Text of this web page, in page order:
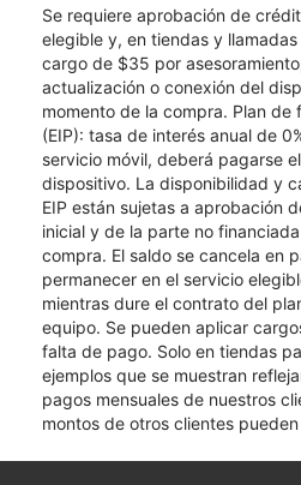
Se requiere aprobación de
elegible y, en tiendas y
cargo de $35 por
actualización o conexión del
momento de la compra. Plan
(EIP): tasa de interés anual de
servicio móvil, deberá pagarse
dispositivo. La disponibilidad y
EIP están sujetas a aprobación
inicial y de la parte no
compra. El saldo se cancela en
permanecer en el servicio
mientras dure el contrato del
equipo. Se pueden aplicar
falta de pago. Solo en tiendas
ejemplos que se muestran
pagos mensuales de nuestros
montos de otros clientes pueden